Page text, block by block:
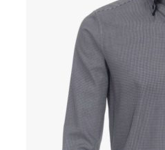
Puvuntakit ja
Miesten housut
Miesten housut
Miesten farkut
Miesten
Miesten shortsit
Miesten asusteet
Vyöt ja olkaimet
Solmiot, rusetit
Miesten
Miesten yöasut ja